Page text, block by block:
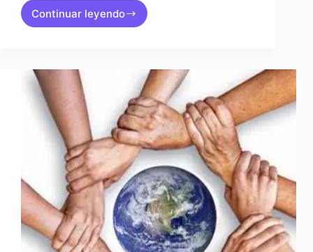
Continuar leyendo
Fractáfisis
(2da
Versión)